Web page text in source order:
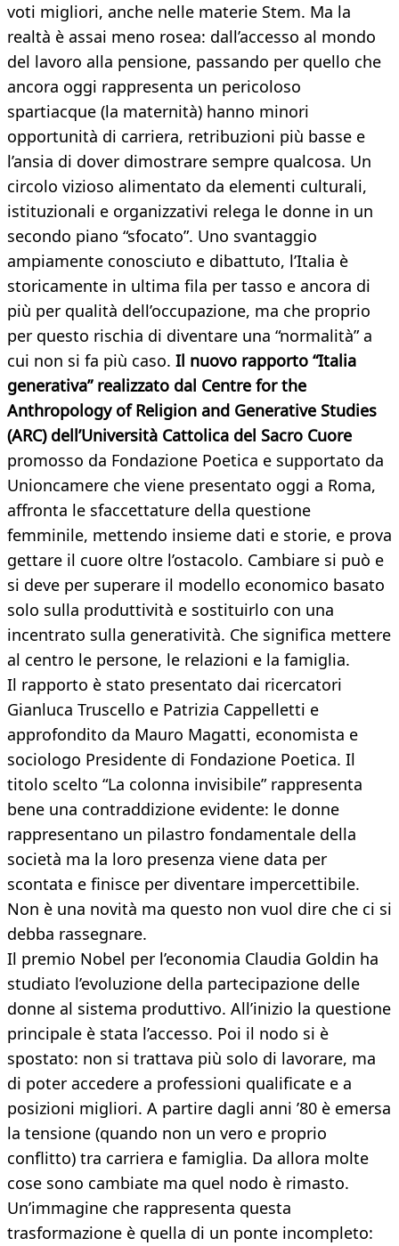
voti migliori, anche nelle materie Stem. Ma la
realtà è assai meno rosea: dall’accesso al mondo
del lavoro alla pensione, passando per quello che
ancora oggi rappresenta un pericoloso
spartiacque (la maternità) hanno minori
opportunità di carriera, retribuzioni più basse e
l’ansia di dover dimostrare sempre qualcosa. Un
circolo vizioso alimentato da elementi culturali,
istituzionali e organizzativi relega le donne in un
secondo piano “sfocato”. Uno svantaggio
ampiamente conosciuto e dibattuto, l’Italia è
storicamente in ultima fila per tasso e ancora di
più per qualità dell’occupazione, ma che proprio
per questo rischia di diventare una “normalità” a
cui non si fa più caso. Il nuovo rapporto “Italia
generativa” realizzato dal Centre for the
Anthropology of Religion and Generative Studies
(ARC) dell’Università Cattolica del Sacro Cuore
promosso da Fondazione Poetica e supportato da
Unioncamere che viene presentato oggi a Roma,
affronta le sfaccettature della questione
femminile, mettendo insieme dati e storie, e prova
gettare il cuore oltre l’ostacolo. Cambiare si può e
si deve per superare il modello economico basato
solo sulla produttività e sostituirlo con una
incentrato sulla generatività. Che significa mettere
al centro le persone, le relazioni e la famiglia.
Il rapporto è stato presentato dai ricercatori
Gianluca Truscello e Patrizia Cappelletti e
approfondito da Mauro Magatti, economista e
sociologo Presidente di Fondazione Poetica. Il
titolo scelto “La colonna invisibile” rappresenta
bene una contraddizione evidente: le donne
rappresentano un pilastro fondamentale della
società ma la loro presenza viene data per
scontata e finisce per diventare impercettibile.
Non è una novità ma questo non vuol dire che ci si
debba rassegnare.
Il premio Nobel per l’economia Claudia Goldin ha
studiato l’evoluzione della partecipazione delle
donne al sistema produttivo. All’inizio la questione
principale è stata l’accesso. Poi il nodo si è
spostato: non si trattava più solo di lavorare, ma
di poter accedere a professioni qualificate e a
posizioni migliori. A partire dagli anni ’80 è emersa
la tensione (quando non un vero e proprio
conflitto) tra carriera e famiglia. Da allora molte
cose sono cambiate ma quel nodo è rimasto.
Un’immagine che rappresenta questa
trasformazione è quella di un ponte incompleto: